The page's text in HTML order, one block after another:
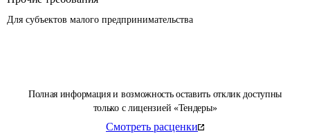
Полная информация и возможность оставить отклик доступны
только с лицензией «Тендеры»
Смотреть расценки
Для субъектов малого предпринимательства